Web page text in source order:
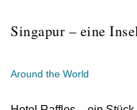
Singapur – eine
Around the World